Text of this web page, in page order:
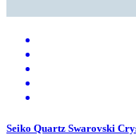
Seiko Quartz Swarovski